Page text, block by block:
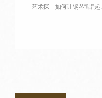
艺术探—如何让钢琴“唱”起...